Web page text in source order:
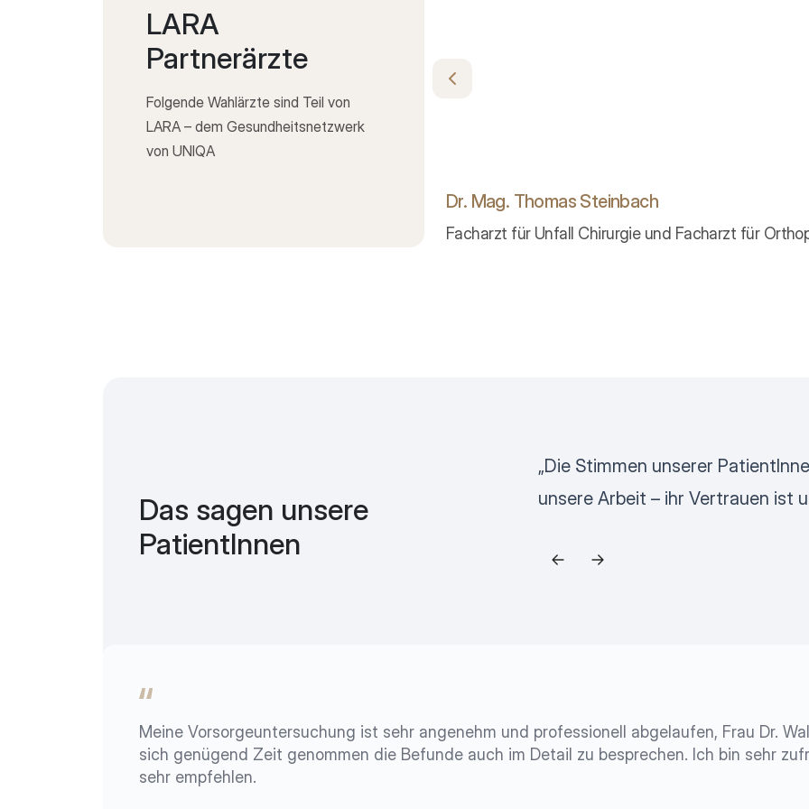
LARA
Partnerärzte
Folgende Wahlärzte sind Teil von
LARA – dem Gesundheitsnetzwerk
von UNIQA
Dr. Mag. Thomas Steinbach
Facharzt für Unfall Chirurgie und Facharzt für
Das sagen unsere
PatientInnen
„Die Stimmen unserer
unsere Arbeit – ihr Vertrauen ist
Meine Vorsorgeuntersuchung ist sehr angenehm und professionell abgelaufen, Frau Dr.
sich genügend Zeit genommen die Befunde auch im Detail zu besprechen. Ich bin sehr
sehr empfehlen.